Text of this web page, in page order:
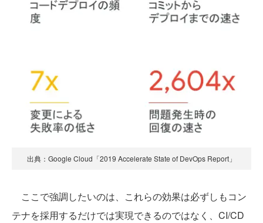
出典：Google Cloud「2019 Accelerate State of DevOps Report」
ここで強調したいのは、これらの効果は必ずしもコン
テナを採用するだけでは実現できるのではなく、CI/CD